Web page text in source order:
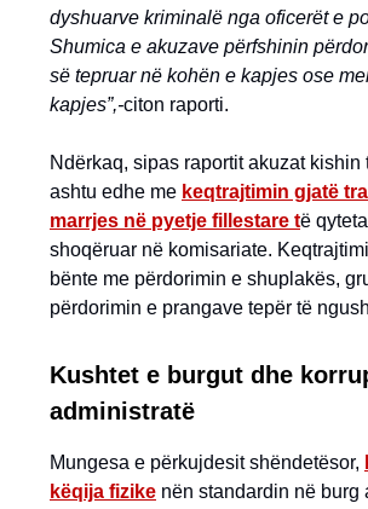
dyshuarve kriminalë nga oficerët e
Shumica e akuzave përfshinin
së tepruar në kohën e kapjes ose
kapjes”,-citon raporti.
Ndërkaq, sipas raportit akuzat kishin
ashtu edhe me keqtrajtimin gjatë
marrjes në pyetje fillestare të
shoqëruar në komisariate.
bënte me përdorimin e shuplakës,
përdorimin e prangave tepër të
Kushtet e burgut dhe
administratë
Mungesa e përkujdesit shëndetësor,
këqija fizike nën standardin në burg